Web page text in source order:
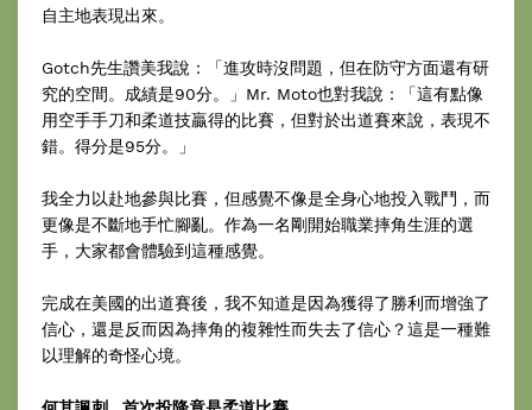
自主地表現出來。
Gotch先生讚美我說：「進攻時沒問題，但在防守方面還有研
究的空間。成績是90分。」Mr. Moto也對我說：「這有點像
用空手手刀和柔道技贏得的比賽，但對於出道賽來說，表現不
錯。得分是95分。」
我全力以赴地參與比賽，但感覺不像是全身心地投入戰鬥，而
更像是不斷地手忙腳亂。作為一名剛開始職業摔角生涯的選
手，大家都會體驗到這種感覺。
完成在美國的出道賽後，我不知道是因為獲得了勝利而增強了
信心，還是反而因為摔角的複雜性而失去了信心？這是一種難
以理解的奇怪心境。